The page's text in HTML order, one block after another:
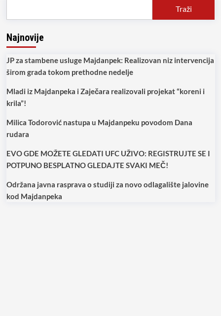
Traži
Najnovije
JP za stambene usluge Majdanpek: Realizovan niz intervencija
širom grada tokom prethodne nedelje
Mladi iz Majdanpeka i Zaječara realizovali projekat “koreni i
krila”!
Milica Todorović nastupa u Majdanpeku povodom Dana
rudara
EVO GDE MOŽETE GLEDATI UFC UŽIVO: REGISTRUJTE SE I
POTPUNO BESPLATNO GLEDAJTE SVAKI MEČ!
Održana javna rasprava o studiji za novo odlagalište jalovine
kod Majdanpeka